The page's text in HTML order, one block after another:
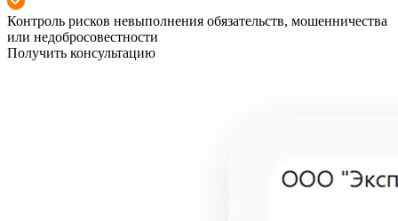
Контроль рисков невыполнения обязательств, мошенничества
или недобросовестности
Получить консультацию